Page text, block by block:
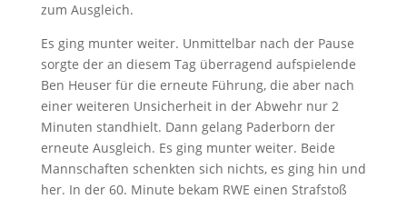
zum Ausgleich.
Es ging munter weiter. Unmittelbar nach der Pause
sorgte der an diesem Tag überragend aufspielende
Ben Heuser für die erneute Führung, die aber nach
einer weiteren Unsicherheit in der Abwehr nur 2
Minuten standhielt. Dann gelang Paderborn der
erneute Ausgleich. Es ging munter weiter. Beide
Mannschaften schenkten sich nichts, es ging hin und
her. In der 60. Minute bekam RWE einen Strafstoß